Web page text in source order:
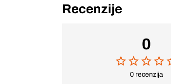
Recenzije
0
0 recenzija